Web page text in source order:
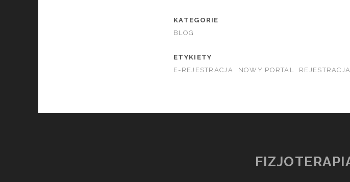
KATEGORIE
BLOG
ETYKIETY
E-REJESTRACJA
NOWY PORTAL REJESTRACJA